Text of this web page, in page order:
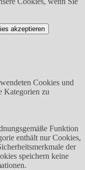
akzeptieren
Cookies und
Kategorien zu
Funktion
enthält nur Cookies,
der
speichern keine